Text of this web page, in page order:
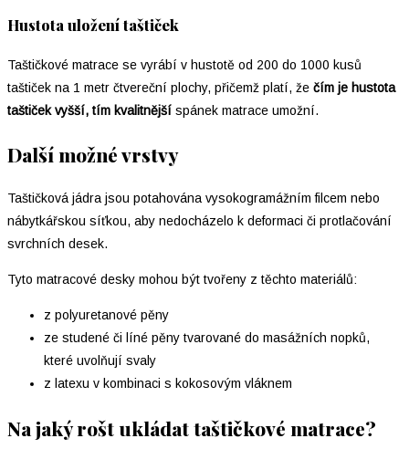
Hustota uložení taštiček
Taštičkové matrace se vyrábí v hustotě od 200 do 1000 kusů
taštiček na 1 metr čtvereční plochy, přičemž platí, že čím je hustota
taštiček vyšší, tím kvalitnější spánek matrace umožní.
Další možné vrstvy
Taštičková jádra jsou potahována vysokogramážním filcem nebo
nábytkářskou síťkou, aby nedocházelo k deformaci či protlačování
svrchních desek.
Tyto matracové desky mohou být tvořeny z těchto materiálů:
z polyuretanové pěny
ze studené či líné pěny tvarované do masážních nopků,
které uvolňují svaly
z latexu v kombinaci s kokosovým vláknem
Na jaký rošt ukládat taštičkové matrace?